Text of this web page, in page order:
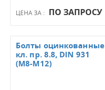
ЦЕНА ЗА : ПО ЗАПРОСУ
Болты оцинкованные
кл. пр. 8.8, DIN 931
(М8-М12)